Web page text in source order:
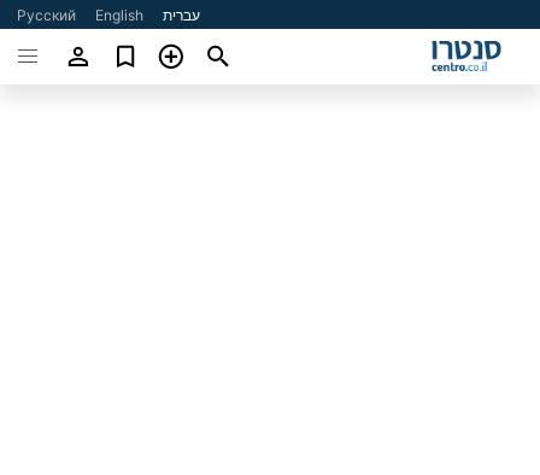
עברית English
Русский